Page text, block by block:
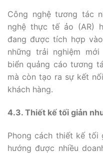
Công nghệ tương tác
nghệ thực tế ảo (AR)
đang được tích hợp
những trải nghiệm
biển quảng cáo tương
mà còn tạo ra sự kết
khách hàng.
4.3. Thiết kế tối giản
Phong cách thiết kế tối
hướng được nhiều